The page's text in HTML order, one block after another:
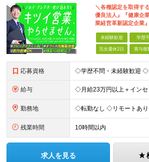
＼各種認定を取得す
優良法人』『健康企
業経営革新認定企業
未経験歓迎 学歴
完全週休2日 賞与複
応募資格
給与
勤務地
残業時間 10時間以内
求人を見る